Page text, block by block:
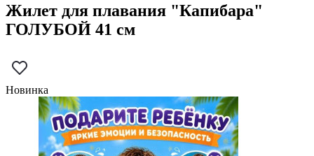
Жилет для плавания "Капибара"
ГОЛУБОЙ 41 см
Новинка